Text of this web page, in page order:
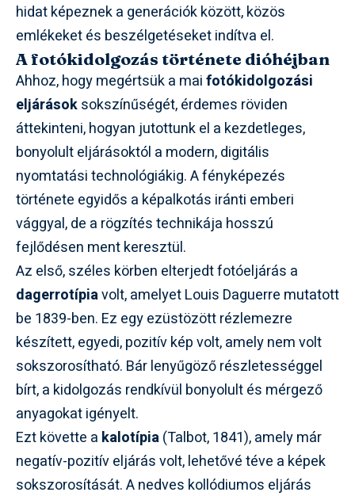
hidat képeznek a generációk között, közös
emlékeket és beszélgetéseket indítva el.
A fotókidolgozás története dióhéjban
Ahhoz, hogy megértsük a maifotókidolgozási
eljárásoksokszínűségét, érdemes röviden
áttekinteni, hogyan jutottunk el a kezdetleges,
bonyolult eljárásoktól a modern, digitális
nyomtatási technológiákig. A fényképezés
története egyidős a képalkotás iránti emberi
vággyal, de a rögzítés technikája hosszú
fejlődésen ment keresztül.
Az első, széles körben elterjedt fotóeljárás a
dagerrotípiavolt, amelyet Louis Daguerre mutatott
be 1839-ben. Ez egy ezüstözött rézlemezre
készített, egyedi, pozitív kép volt, amely nem volt
sokszorosítható. Bár lenyűgöző részletességgel
bírt, a kidolgozás rendkívül bonyolult és mérgező
anyagokat igényelt.
Ezt követte a kalotípia(Talbot, 1841), amely már
negatív-pozitív eljárás volt, lehetővé téve a képek
sokszorosítását. A nedves kollódiumos eljárás